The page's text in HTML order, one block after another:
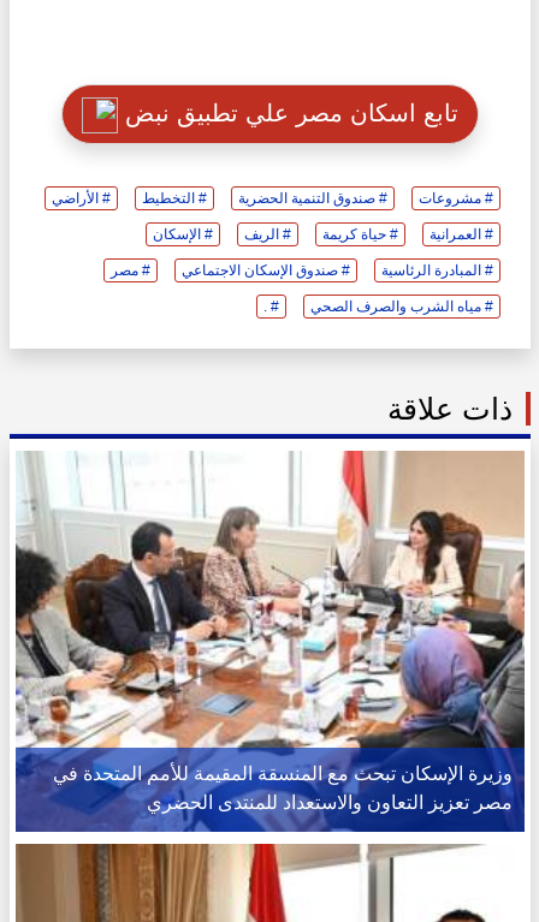
تابع اسكان مصر علي تطبيق نبض
# مشروعات # صندوق التنمية الحضرية # التخطيط # الأراضي
# العمرانية # حياة كريمة # الريف # الإسكان
# المبادرة الرئاسية # صندوق الإسكان الاجتماعي # مصر
# مياه الشرب والصرف الصحي # .
ذات علاقة
وزيرة الإسكان تبحث مع المنسقة المقيمة للأمم المتحدة في
مصر تعزيز التعاون والاستعداد للمنتدى الحضري